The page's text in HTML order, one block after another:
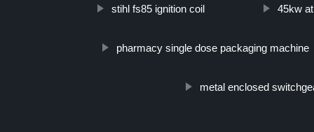
stihl fs85 ignition coil 45kw
pharmacy single dose packaging machine
metal enclosed